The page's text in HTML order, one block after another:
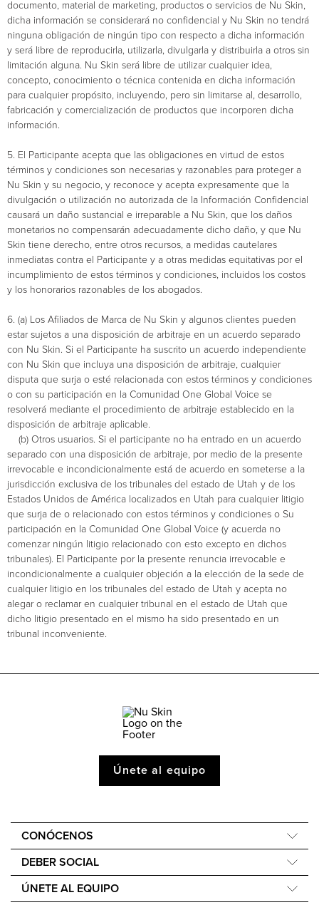
documento, material de marketing, productos o servicios de Nu Skin,
dicha información se considerará no confidencial y Nu Skin no tendrá
ninguna obligación de ningún tipo con respecto a dicha información
y será libre de reproducirla, utilizarla, divulgarla y distribuirla a otros sin
limitación alguna. Nu Skin será libre de utilizar cualquier idea,
concepto, conocimiento o técnica contenida en dicha información
para cualquier propósito, incluyendo, pero sin limitarse al, desarrollo,
fabricación y comercialización de productos que incorporen dicha
información.
5. El Participante acepta que las obligaciones en virtud de estos
términos y condiciones son necesarias y razonables para proteger a
Nu Skin y su negocio, y reconoce y acepta expresamente que la
divulgación o utilización no autorizada de la Información Confidencial
causará un daño sustancial e irreparable a Nu Skin, que los daños
monetarios no compensarán adecuadamente dicho daño, y que Nu
Skin tiene derecho, entre otros recursos, a medidas cautelares
inmediatas contra el Participante y a otras medidas equitativas por el
incumplimiento de estos términos y condiciones, incluidos los costos
y los honorarios razonables de los abogados.
6. (a) Los Afiliados de Marca de Nu Skin y algunos clientes pueden
estar sujetos a una disposición de arbitraje en un acuerdo separado
con Nu Skin. Si el Participante ha suscrito un acuerdo independiente
con Nu Skin que incluya una disposición de arbitraje, cualquier
disputa que surja o esté relacionada con estos términos y condiciones
o con su participación en la Comunidad One Global Voice se
resolverá mediante el procedimiento de arbitraje establecido en la
disposición de arbitraje aplicable.
(b) Otros usuarios. Si el participante no ha entrado en un acuerdo
separado con una disposición de arbitraje, por medio de la presente
irrevocable e incondicionalmente está de acuerdo en someterse a la
jurisdicción exclusiva de los tribunales del estado de Utah y de los
Estados Unidos de América localizados en Utah para cualquier litigio
que surja de o relacionado con estos términos y condiciones o Su
participación en la Comunidad One Global Voice (y acuerda no
comenzar ningún litigio relacionado con esto excepto en dichos
tribunales). El Participante por la presente renuncia irrevocable e
incondicionalmente a cualquier objeción a la elección de la sede de
cualquier litigio en los tribunales del estado de Utah y acepta no
alegar o reclamar en cualquier tribunal en el estado de Utah que
dicho litigio presentado en el mismo ha sido presentado en un
tribunal inconveniente.
Únete al equipo
CONÓCENOS
One Global Voice
Nu Skin en Perú
DEBER SOCIAL
Force for Good
Nourish the Children
ÚNETE AL EQUIPO